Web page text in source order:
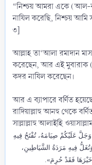
“নিশ্চয় আমরা একে
নাযিল করেছি, নিশ্চয়
৩]
আল্লাহ তা‘আলা রমাদান
করেছেন, আর এই মুবারাক
কদর নাযিল করেছেন।
আর এ ব্যাপারে বর্ণিত
রাদিয়াল্লাহু আনহু থেকে
সাল্লাল্লাহু আলাইহি
عَلَيْكُمْ صِيَامَهُ، تُفْتَحُ فِيهِ
فِيهِ مَرَدَةُ الشَّيَاطِينِ،
فَقَدْ حُرِمَ».